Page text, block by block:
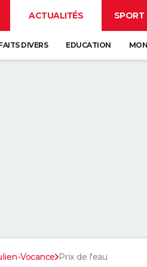
ACTUALITÉS SPORT
DIVERS EDUCATION
Vocance Prix de l'eau